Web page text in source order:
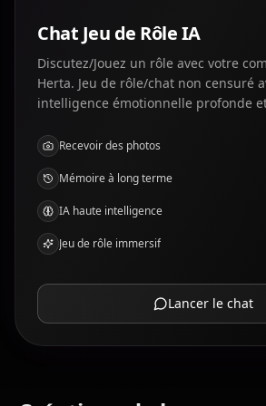
Chat Jeu de Rôle IA
Discutez/Jouez un rôle avec votre
Herta. Jeu de rôle/chat non censuré
intelligence émotionnelle profonde
Recevoir des photos
Mémoire à long terme
IA haute intelligence
Jeu de rôle immersif
Lancer le chat